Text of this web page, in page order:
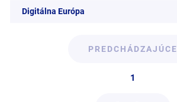
Digitálna Európa
PREDCHÁDZAJÚCE
1